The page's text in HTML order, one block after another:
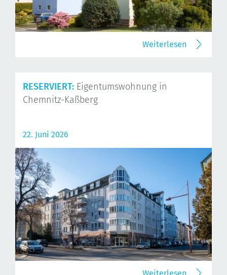
Weiterlesen
RESERVIERT: Eigentumswohnung in
Chemnitz-Kaßberg
22. Juni 2026